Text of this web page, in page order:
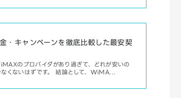
・キャンペーンを徹底比較した最安契
のプロバイダがあり過ぎて、どれが安いの
くないはずです。 結論として、WiMA...